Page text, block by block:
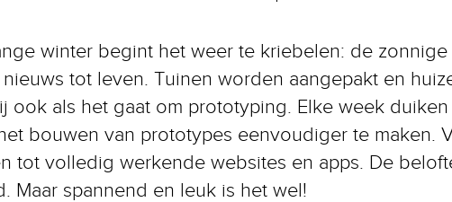
winter begint het weer te kriebelen: de
tot leven. Tuinen worden aangepakt en
ook als het gaat om prototyping. Elke week
bouwen van prototypes eenvoudiger te maken.
tot volledig werkende websites en apps. De
Maar spannend en leuk is het wel!